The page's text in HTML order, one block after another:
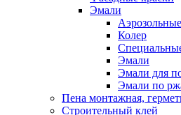
Эмали
Колер
Эмали
Эмали для
Эмали по
Пена монтажная,
Строительный клей